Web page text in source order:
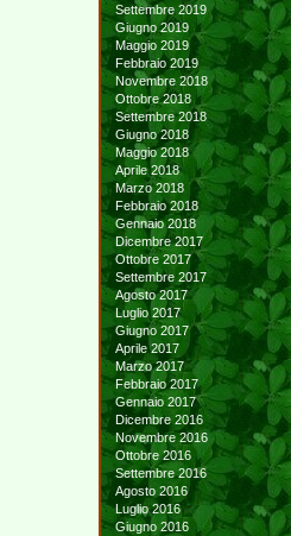
Settembre 2019
Giugno 2019
Maggio 2019
Febbraio 2019
Novembre 2018
Ottobre 2018
Settembre 2018
Giugno 2018
Maggio 2018
Aprile 2018
Marzo 2018
Febbraio 2018
Gennaio 2018
Dicembre 2017
Ottobre 2017
Settembre 2017
Agosto 2017
Luglio 2017
Giugno 2017
Aprile 2017
Marzo 2017
Febbraio 2017
Gennaio 2017
Dicembre 2016
Novembre 2016
Ottobre 2016
Settembre 2016
Agosto 2016
Luglio 2016
Giugno 2016